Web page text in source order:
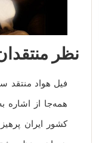
نظر
فیل هواد منتقد
همه‌جا از